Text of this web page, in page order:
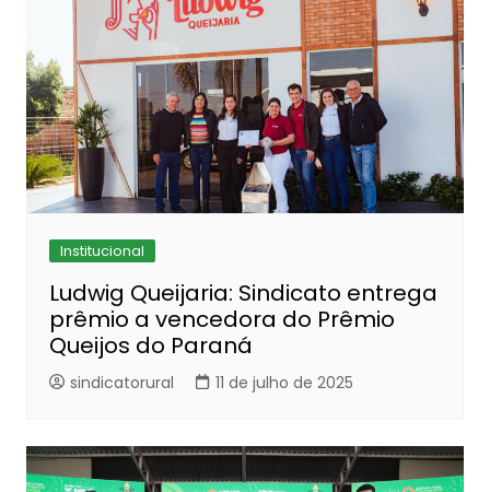
Institucional
Ludwig Queijaria: Sindicato entrega
prêmio a vencedora do Prêmio
Queijos do Paraná
sindicatorural 11 de julho de 2025